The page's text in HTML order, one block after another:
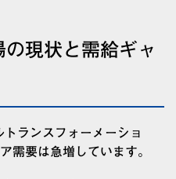
現状と需給ギャ
ランスフォーメーショ
需要は急増しています。